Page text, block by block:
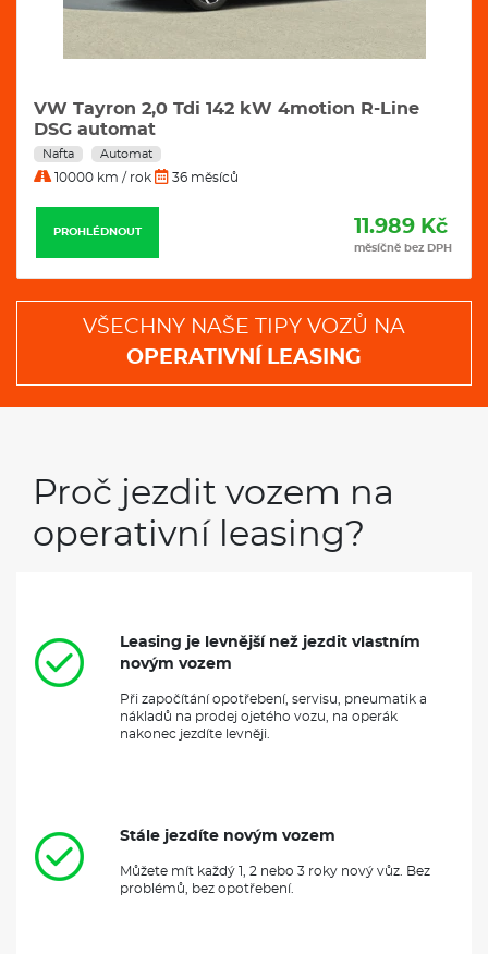
VW Tayron 2,0 Tdi 142 kW 4motion R-Line
DSG automat
Nafta Automat
10000 km / rok 36 měsíců
PROHLÉDNOUT 11.989 Kč
měsíčně bez DPH
VŠECHNY NAŠE TIPY VOZŮ NA
OPERATIVNÍ LEASING
Proč jezdit vozem na
operativní leasing?
Leasing je levnější než jezdit vlastním
novým vozem
Při započítání opotřebení, servisu, pneumatik a
nákladů na prodej ojetého vozu, na operák
nakonec jezdíte levněji.
Stále jezdíte novým vozem
Můžete mít každý 1, 2 nebo 3 roky nový vůz. Bez
problémů, bez opotřebení.